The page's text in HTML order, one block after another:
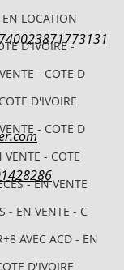
EN LOCATION
D'IVOIRE -
- COTE D
D'IVOIRE
- COTE D
- COTE
- EN VENTE
- EN VENTE - C
AVEC ACD - EN
D'IVOIRE